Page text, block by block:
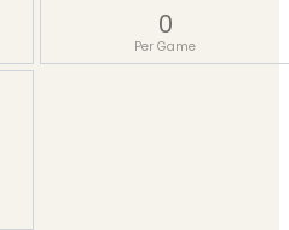
0
Per Game